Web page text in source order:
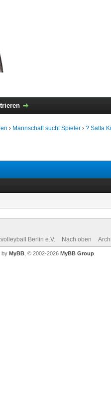
› Mannschaft sucht Spieler › ? Satta
Berlin e.V. Nach oben
by MyBB , © 2002-2026 MyBB Group